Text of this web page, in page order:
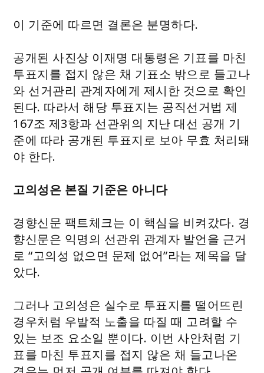
이 기준에 따르면 결론은 분명하다.
공개된 사진상 이재명 대통령은 기표를 마친
투표지를 접지 않은 채 기표소 밖으로 들고나
와 선거관리 관계자에게 제시한 것으로 확인
된다. 따라서 해당 투표지는 공직선거법 제
167조 제3항과 선관위의 지난 대선 공개 기
준에 따라 공개된 투표지로 보아 무효 처리돼
야 한다.
고의성은 본질 기준은 아니다
경향신문 팩트체크는 이 핵심을 비켜갔다. 경
향신문은 익명의 선관위 관계자 발언을 근거
로 “고의성 없으면 문제 없어”라는 제목을 달
았다.
그러나 고의성은 실수로 투표지를 떨어뜨린
경우처럼 우발적 노출을 따질 때 고려할 수
있는 보조 요소일 뿐이다. 이번 사안처럼 기
표를 마친 투표지를 접지 않은 채 들고나온